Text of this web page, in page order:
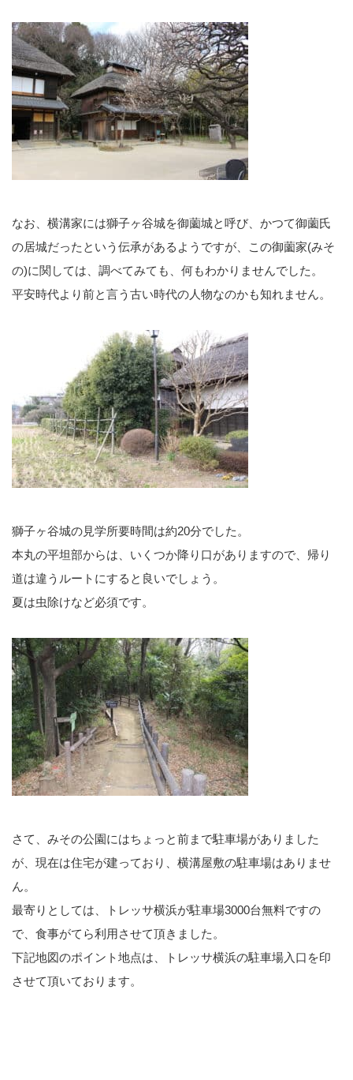
なお、横溝家には獅子ヶ谷城を御薗城と呼び、かつて御薗氏
の居城だったという伝承があるようですが、この御薗家(みそ
の)に関しては、調べてみても、何もわかりませんでした。
平安時代より前と言う古い時代の人物なのかも知れません。
獅子ヶ谷城の見学所要時間は約20分でした。
本丸の平坦部からは、いくつか降り口がありますので、帰り
道は違うルートにすると良いでしょう。
夏は虫除けなど必須です。
さて、みその公園にはちょっと前まで駐車場がありました
が、現在は住宅が建っており、横溝屋敷の駐車場はありませ
ん。
最寄りとしては、トレッサ横浜が駐車場3000台無料ですの
で、食事がてら利用させて頂きました。
下記地図のポイント地点は、トレッサ横浜の駐車場入口を印
させて頂いております。